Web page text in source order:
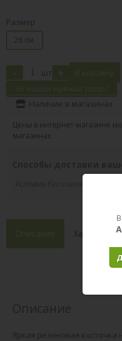
Размер
26 см.
- шт + В корзину
Не нашли нужный товар?
Наличие в магазинах
Цены в интернет-магазине
магазинах.
Описание
Яркая резиновая косточка